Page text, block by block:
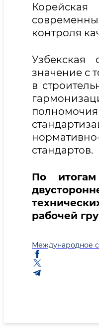
контроля
значение с
в
полномочия
стандартов.
По
рабочей
Международное